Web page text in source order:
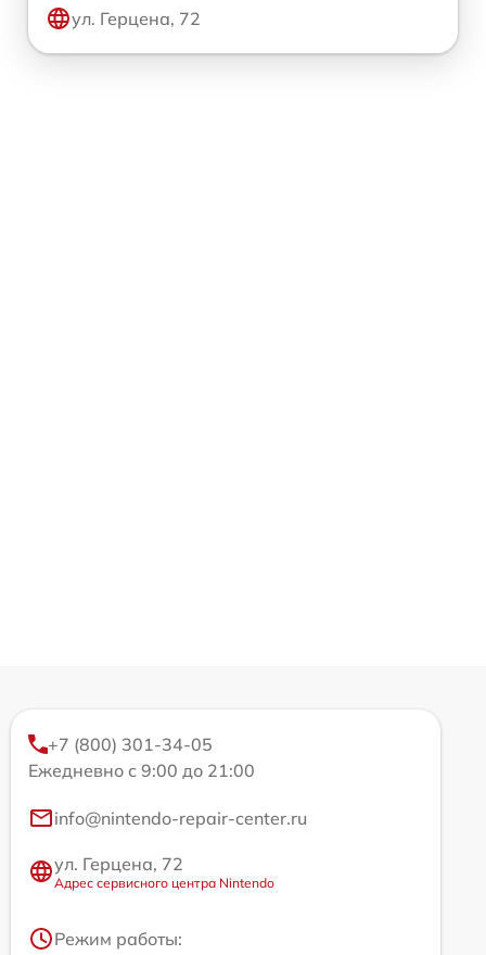
ул. Герцена, 72
+7 (800) 301-34-05
Ежедневно с 9:00 до 21:00
info@nintendo-repair-center.ru
ул. Герцена, 72
Адрес сервисного центра Nintendo
Режим работы: